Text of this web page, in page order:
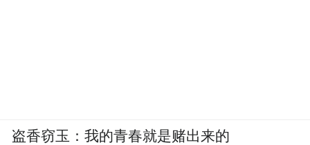
盗香窃玉：我的青春就是赌出来的